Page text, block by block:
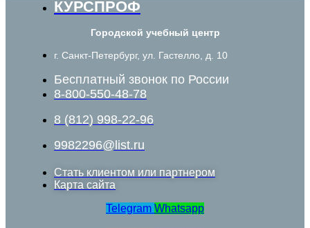
КУРСПРОФ
Городской учебный центр
г. Санкт-Петербург, ул. Гастелло, д. 10
Бесплатный звонок по России
8-800-550-48-78
8 (812) 998-22-96
9982296@list.ru
Стать клиентом или партнером
Карта сайта
Telegram Whatsapp